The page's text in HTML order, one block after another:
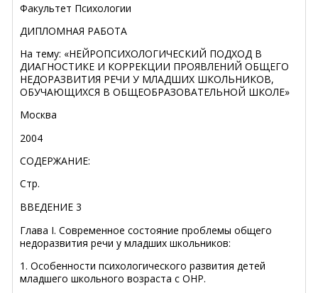
Факультет Психологии
ДИПЛОМНАЯ РАБОТА
На тему: «НЕЙРОПСИХОЛОГИЧЕСКИЙ ПОДХОД В
ДИАГНОСТИКЕ И КОРРЕКЦИИ ПРОЯВЛЕНИЙ ОБЩЕГО
НЕДОРАЗВИТИЯ РЕЧИ У МЛАДШИХ ШКОЛЬНИКОВ,
ОБУЧАЮЩИХСЯ В ОБЩЕОБРАЗОВАТЕЛЬНОЙ ШКОЛЕ»
Москва
2004
СОДЕРЖАНИЕ:
Стр.
ВВЕДЕНИЕ 3
Глава I. Современное состояние проблемы общего
недоразвития речи у младших школьников:
1. Особенности психологического развития детей
младшего школьного возраста с ОНР.